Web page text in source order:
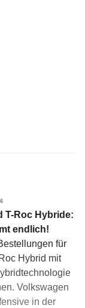
T-Roc Hybride:
endlich!
für
Hybrid mit
Volkswagen
in der